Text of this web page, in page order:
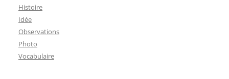
Histoire
Idée
Observations
Photo
Vocabulaire